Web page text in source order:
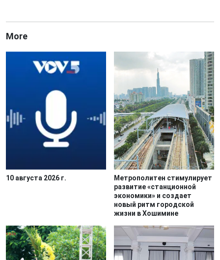
More
10 августа 2026 г.
Метрополитен стимулирует
развитие «станционной
экономики» и создает
новый ритм городской
жизни в Хошимине